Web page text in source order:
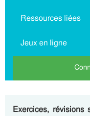
Ressources liées
Jeux en ligne
Exercices, révisions